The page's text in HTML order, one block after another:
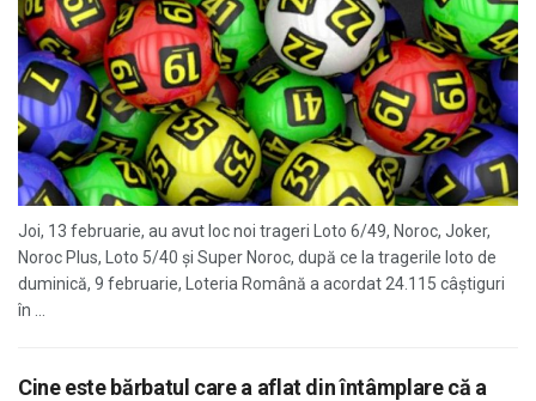
Joi, 13 februarie, au avut loc noi trageri Loto 6/49, Noroc, Joker,
Noroc Plus, Loto 5/40 și Super Noroc, după ce la tragerile loto de
duminică, 9 februarie, Loteria Română a acordat 24.115 câștiguri
în ...
Cine este bărbatul care a aflat din întâmplare că a